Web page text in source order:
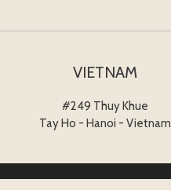
VIETNAM
#249 Thuy Khue
Tay Ho - Hanoi - Vietnam